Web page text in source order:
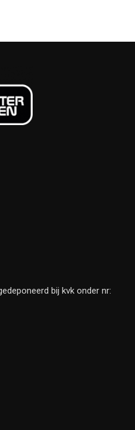
bij kvk onder nr: